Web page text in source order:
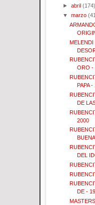
►abril (174)
▼marzo
ORO -
PAPA
DE
2000
DEL
DE -